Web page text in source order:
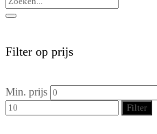
Filter op prijs
Min. prijs
Filter